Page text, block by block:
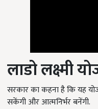
लाडो लक्ष्मी
सरकार का कहना है कि यह
सकेंगी और आत्मनिर्भर बनेंगी.